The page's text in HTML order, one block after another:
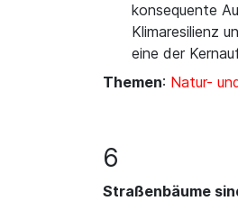
konsequente
Klimaresilienz
eine der
Themen: Natur-
6
Straßenbäume